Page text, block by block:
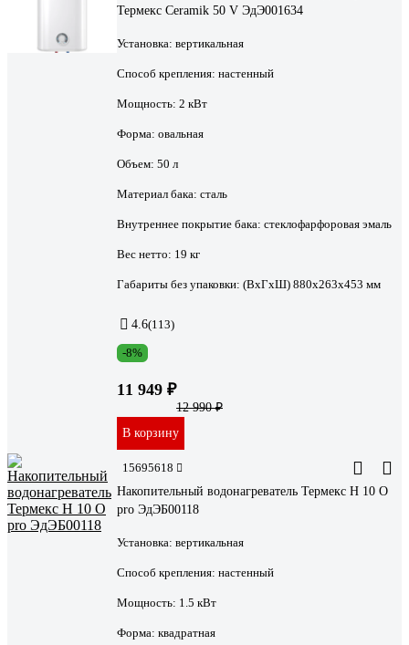
Термекс Ceramik 50 V ЭдЭ001634
Установка: вертикальная
Способ крепления: настенный
Мощность: 2 кВт
Форма: овальная
Объем: 50 л
Материал бака: сталь
Внутреннее покрытие бака: стеклофарфоровая эмаль
Вес нетто: 19 кг
Габариты без упаковки: (ВхГхШ) 880х263х453 мм
4.6(113)
-8%
11 949 ₽
12 990 ₽
В корзину
15695618
Накопительный водонагреватель Термекс H 10 O
pro ЭдЭБ00118
Установка: вертикальная
Способ крепления: настенный
Мощность: 1.5 кВт
Форма: квадратная